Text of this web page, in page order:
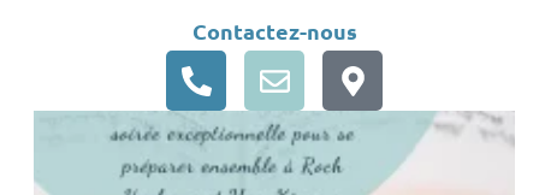
Contactez-nous